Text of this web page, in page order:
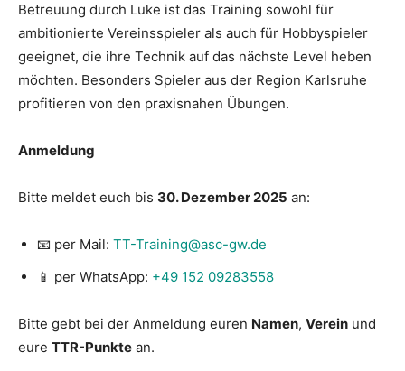
Betreuung durch Luke ist das Training sowohl für
ambitionierte Vereinsspieler als auch für Hobbyspieler
geeignet, die ihre Technik auf das nächste Level heben
möchten. Besonders Spieler aus der Region Karlsruhe
profitieren von den praxisnahen Übungen.
Anmeldung
Bitte meldet euch bis 30. Dezember 2025 an:
📧 per Mail: TT-Training@asc-gw.de
📱 per WhatsApp: +49 152 09283558
Bitte gebt bei der Anmeldung euren Namen, Verein und
eure TTR-Punkte an.